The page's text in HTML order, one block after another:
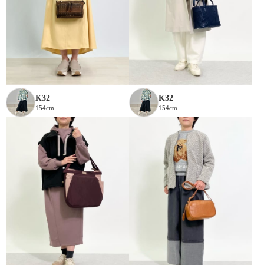
K32
154cm
K32
154cm